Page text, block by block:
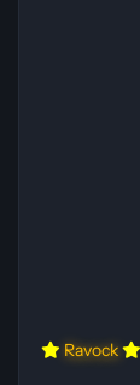
Ravock